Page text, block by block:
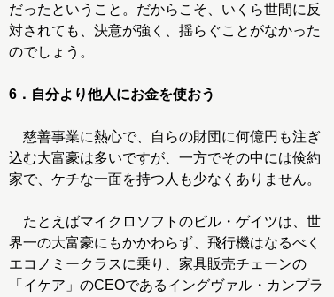
だったということ。だからこそ、いくら世間に反
対されても、決意が強く、揺らぐことがなかった
のでしょう。
6．自分より他人にお金を使おう
慈善事業に熱心で、自らの財団に何億円も注ぎ
込む大富豪は多いですが、一方でその中には倹約
家で、ケチな一面を持つ人も少なくありません。
たとえばマイクロソフトのビル・ゲイツは、世
界一の大富豪にもかかわらず、飛行機はなるべく
エコノミークラスに乗り、家具販売チェーンの
「イケア」のCEOであるイングヴァル・カンプラ